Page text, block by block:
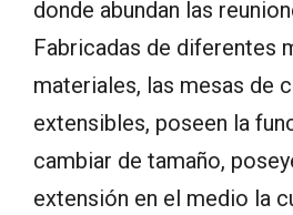
donde abundan las
Fabricadas de diferentes
materiales, las mesas de
extensibles, poseen la
cambiar de tamaño,
extensión en el medio la